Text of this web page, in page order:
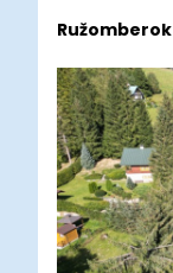
Ružomberok